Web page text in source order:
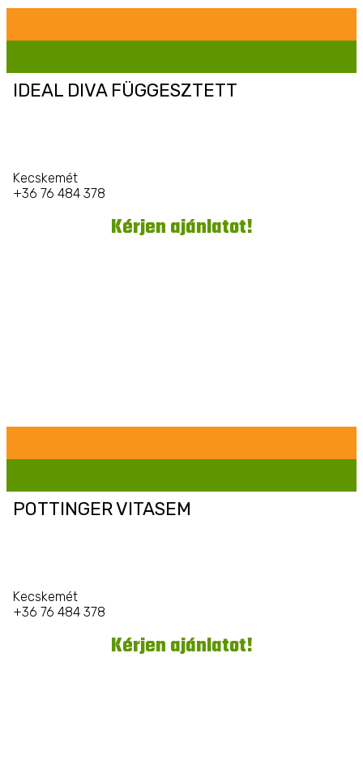
IDEAL DIVA FÜGGESZTETT
Kecskemét
+36 76 484 378
Kérjen ajánlatot!
POTTINGER VITASEM
Kecskemét
+36 76 484 378
Kérjen ajánlatot!